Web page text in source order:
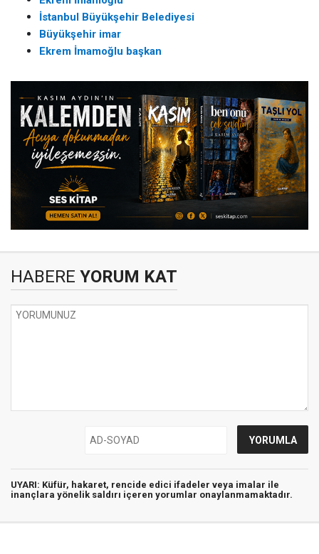
İstanbul Büyükşehir Belediyesi
Büyükşehir imar
Ekrem İmamoğlu başkan
HABERE YORUM KAT
UYARI: Küfür, hakaret, rencide edici ifadeler veya imalar ile
inançlara yönelik saldırı içeren yorumlar onaylanmamaktadır.